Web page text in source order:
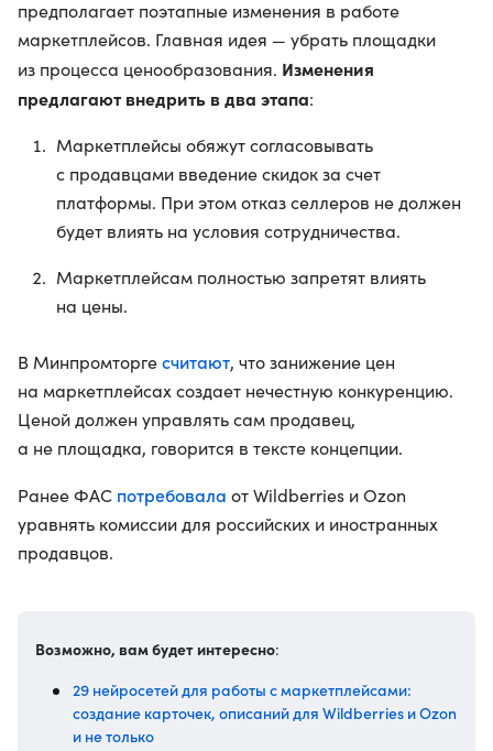
предполагает поэтапные изменения в работе
маркетплейсов. Главная идея — убрать площадки
из процесса ценообразования. Изменения
предлагают внедрить в два этапа:
Маркетплейсы обяжут согласовывать
с продавцами введение скидок за счет
платформы. При этом отказ селлеров не должен
будет влиять на условия сотрудничества.
Маркетплейсам полностью запретят влиять
на цены.
В Минпромторгесчитают, что занижение цен
на маркетплейсах создает нечестную конкуренцию.
Ценой должен управлять сам продавец,
а не площадка, говорится в тексте концепции.
Ранее ФАС потребовала от Wildberries и Ozon
уравнять комиссии для российских и иностранных
продавцов.
Возможно, вам будет интересно:
29 нейросетей для работы с маркетплейсами:
создание карточек, описаний для Wildberries и Ozon
и не только